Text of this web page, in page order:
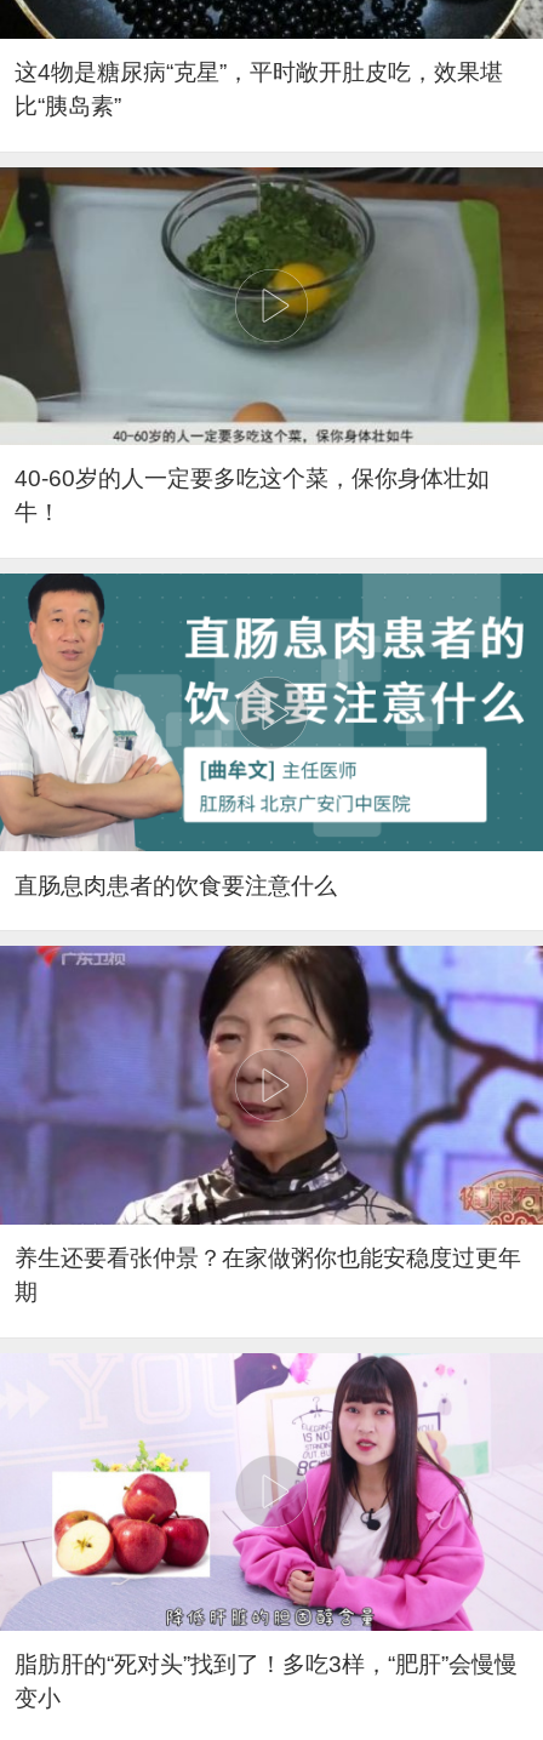
这4物是糖尿病“克星”，平时敞开肚皮吃，效果堪
比“胰岛素”
40-60岁的人一定要多吃这个菜，保你身体壮如
牛！
直肠息肉患者的饮食要注意什么
养生还要看张仲景？在家做粥你也能安稳度过更年
期
脂肪肝的“死对头”找到了！多吃3样，“肥肝”会慢慢
变小